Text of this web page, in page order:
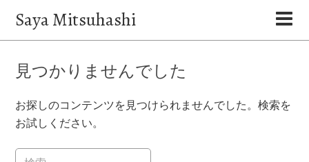
Saya Mitsuhashi
見つかりませんでした
お探しのコンテンツを見つけられませんでした。検索を
お試しください。